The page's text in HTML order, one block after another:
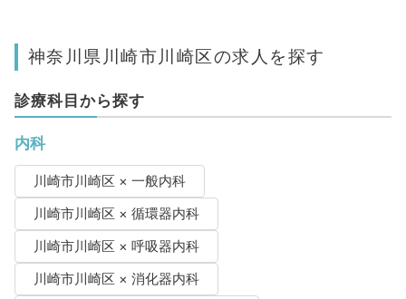
神奈川県川崎市川崎区の求人を探す
診療科目から探す
内科
川崎市川崎区 × 一般内科
川崎市川崎区 × 循環器内科
川崎市川崎区 × 呼吸器内科
川崎市川崎区 × 消化器内科